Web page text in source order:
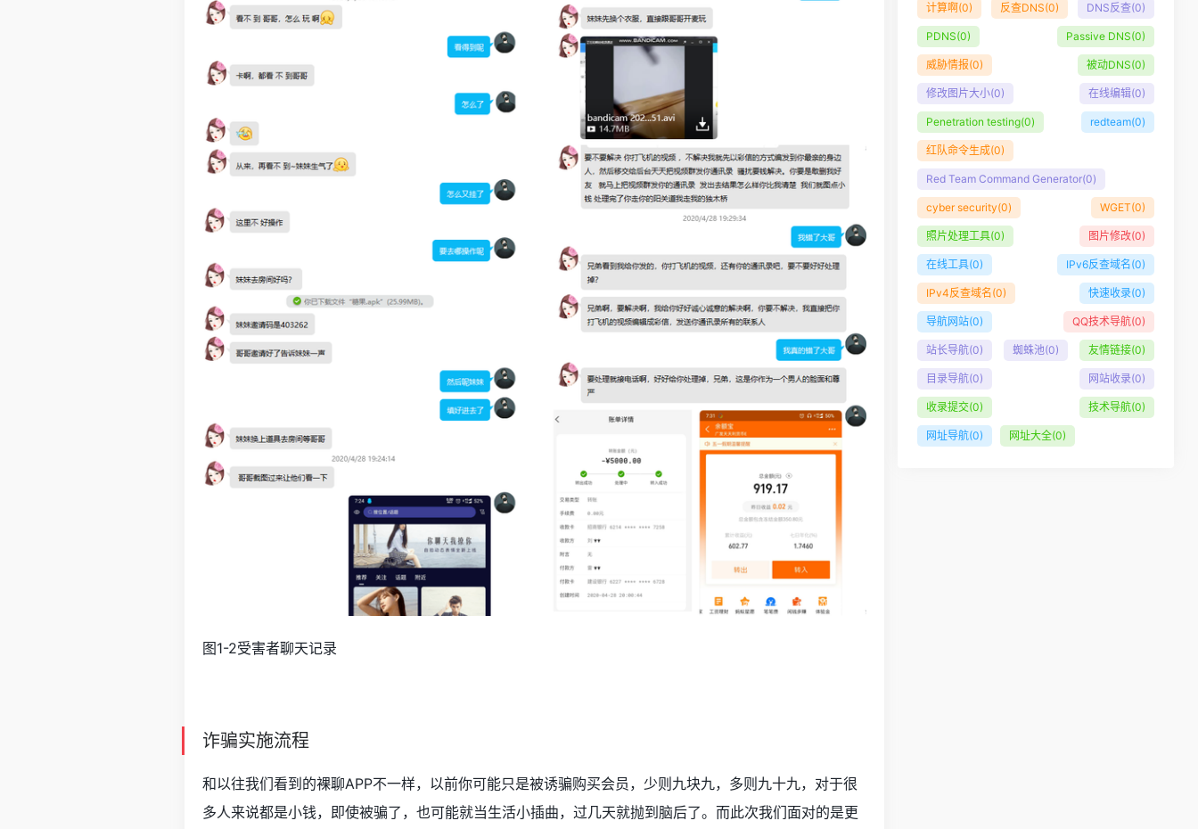
图1-2受害者聊天记录
诈骗实施流程
和以往我们看到的裸聊APP不一样，以前你可能只是被诱骗购买会员，少则九块九，多则九十九，对于很
多人来说都是小钱，即使被骗了，也可能就当生活小插曲，过几天就抛到脑后了。而此次我们面对的是更
计算啊(0) 反查DNS(0) DNS反查(0)
PDNS(0) Passive DNS(0)
威胁情报(0) 被动DNS(0)
修改图片大小(0) 在线编辑(0)
Penetration testing(0) redteam(0)
红队命令生成(0)
Red Team Command Generator(0)
cyber security(0) WGET(0)
照片处理工具(0) 图片修改(0)
在线工具(0) IPv6反查域名(0)
IPv4反查域名(0) 快速收录(0)
导航网站(0) QQ技术导航(0)
站长导航(0) 蜘蛛池(0) 友情链接(0)
目录导航(0) 网站收录(0)
收录提交(0) 技术导航(0)
网址导航(0) 网址大全(0)